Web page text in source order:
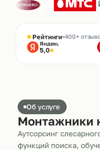
★Рейтинги 400+
Яндекс
5,0★
Об услуге
Монтажники
Аутсорсинг
функций поиска,